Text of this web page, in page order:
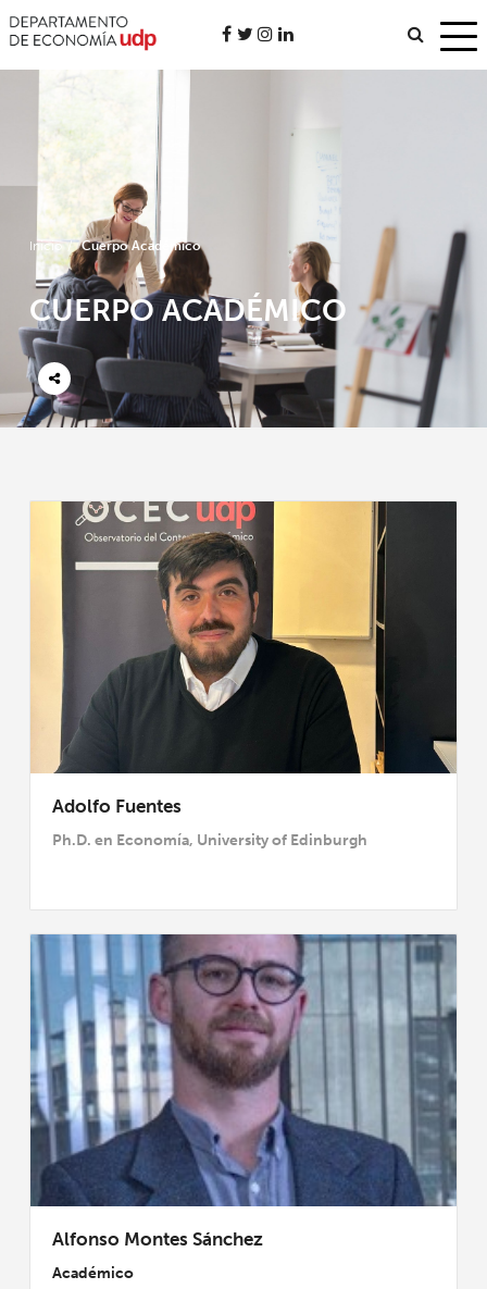
Inicio / Cuerpo Académico
CUERPO ACADÉMICO
Adolfo Fuentes
Ph.D. en Economía, University of Edinburgh
Alfonso Montes Sánchez
Académico